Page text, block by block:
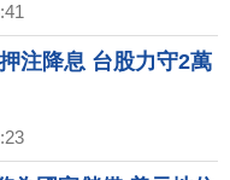
注降息 台股力守2萬